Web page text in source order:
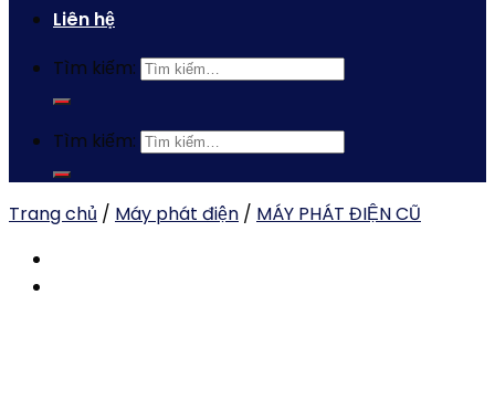
Liên hệ
Tìm kiếm:
Tìm kiếm:
Trang chủ / Máy phát điện / MÁY PHÁT ĐIỆN CŨ